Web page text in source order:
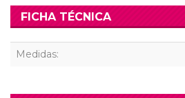
FICHA TÉCNICA
Medidas: